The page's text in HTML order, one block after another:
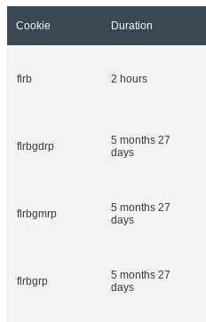
Cookie Duration
flrb 2 hours
flrbgdrp
5 months 27
days
flrbgmrp
5 months 27
days
flrbgrp
5 months 27
days